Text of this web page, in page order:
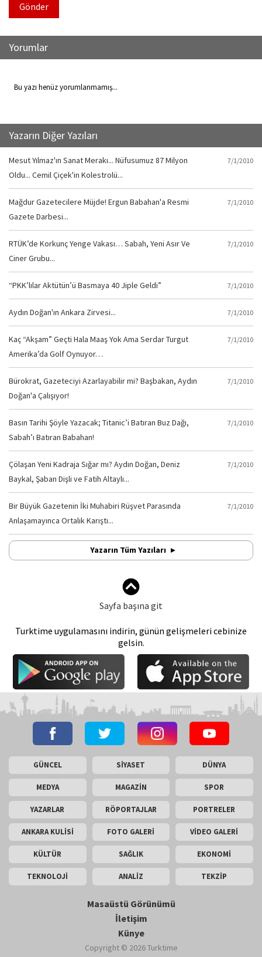
Gönder
Yorumlar
Bu yazı henüz yorumlanmamış...
Yazarın Diğer Yazıları
Mesut Yılmaz'ın Sanat Merakı... Nüfusumuz 87 Milyon
Oldu... Cemil Çiçek'in Kolestrolü...
7/1/2010
Mağdur Gazetecilere Müjde! Ergun Babahan'a Resmi
Gazete Darbesi...
7/1/2010
RTÜK’de Korkunç Yenge Vakası… Sabah, Yeni Asır Ve
Ciner Grubu...
7/1/2010
“PKK’lılar Aktütün’ü Basmaya 40 Jiple Geldi” 7/1/2010
Aydın Doğan'ın Ankara Zirvesi... 7/1/2010
Kaç “Akşam” Geçti Hala Maaş Yok Ama Serdar Turgut
Amerika’da Golf Oynuyor…
7/1/2010
Bürokrat, Gazeteciyi Azarlayabilir mi? Başbakan, Aydın
Doğan'a Çalışıyor!
7/1/2010
Basın Tarihi Şöyle Yazacak; Titanic’i Batıran Buz Dağı,
Sabah’ı Batıran Babahan!
7/1/2010
Çölaşan Yeni Kadraja Sığar mı? Aydın Doğan, Deniz
Baykal, Şaban Dişli ve Fatih Altaylı...
7/1/2010
Bir Büyük Gazetenin İki Muhabiri Rüşvet Parasında
Anlaşamayınca Ortalık Karıştı...
7/1/2010
Yazarın Tüm Yazıları
Sayfa başına git
Turktime uygulamasını indirin, günün gelişmeleri cebinize
gelsin.
GÜNCEL SİYASET DÜNYA
MEDYA MAGAZİN SPOR
YAZARLAR RÖPORTAJLAR PORTRELER
ANKARA KULİSİ FOTO GALERİ VİDEO GALERİ
KÜLTÜR SAĞLIK EKONOMİ
TEKNOLOJİ ANALİZ TEKZİP
Masaüstü Görünümü
İletişim
Künye
Copyright © 2026 Turktime